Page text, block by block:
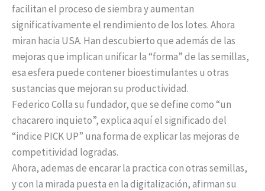
facilitan el proceso de siembra y aumentan
significativamente el rendimiento de los lotes. Ahora
miran hacia USA. Han descubierto que además de las
mejoras que implican unificar la “forma” de las semillas,
esa esfera puede contener bioestimulantes u otras
sustancias que mejoran su productividad.
Federico Colla su fundador, que se define como “un
chacarero inquieto”, explica aquí el significado del
“indice PICK UP” una forma de explicar las mejoras de
competitividad logradas.
Ahora, ademas de encarar la practica con otras semillas,
y con la mirada puesta en la digitalización, afirman su